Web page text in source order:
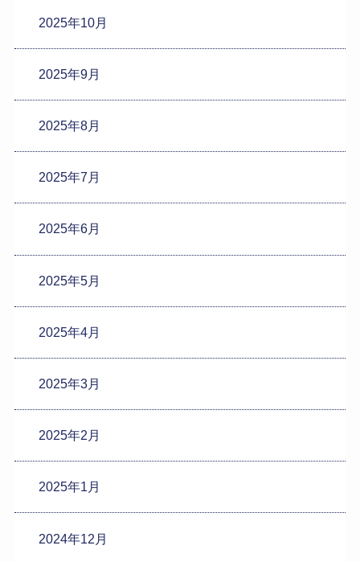
2025年10月
2025年9月
2025年8月
2025年7月
2025年6月
2025年5月
2025年4月
2025年3月
2025年2月
2025年1月
2024年12月